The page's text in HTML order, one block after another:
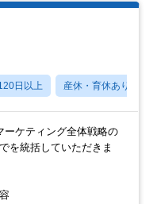
日以上 産休・育休あり
ーケティング全体戦略の
を統括していただきま